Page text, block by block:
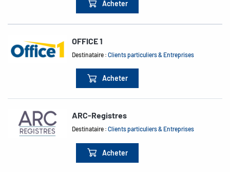
Acheter
OFFICE 1
Destinataire :Clients particuliers & Entreprises
Acheter
ARC-Registres
Destinataire :Clients particuliers & Entreprises
Acheter